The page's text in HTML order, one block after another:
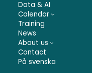
Data & AI
Calendar
Training
News
About us
Contact
På svenska